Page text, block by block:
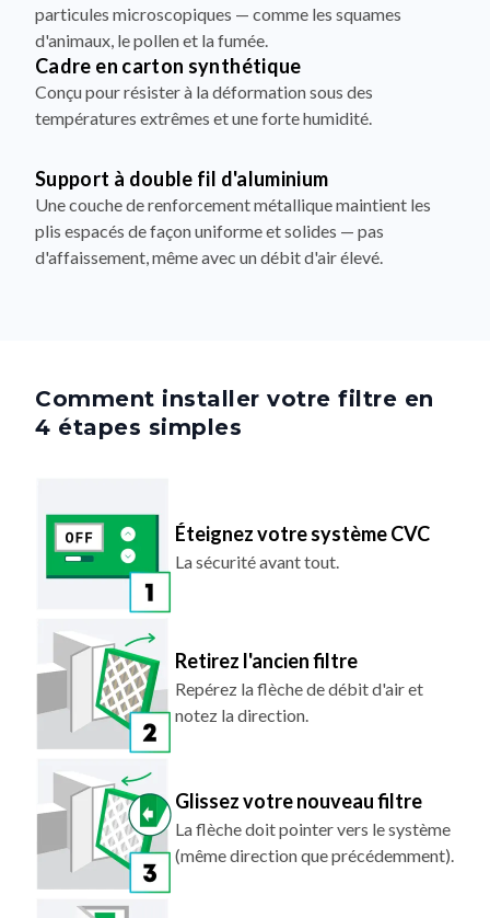
particules microscopiques — comme les squames
d'animaux, le pollen et la fumée.
Cadre en carton synthétique
Conçu pour résister à la déformation sous des
températures extrêmes et une forte humidité.
Support à double fil d'aluminium
Une couche de renforcement métallique maintient les
plis espacés de façon uniforme et solides — pas
d'affaissement, même avec un débit d'air élevé.
Comment installer votre filtre en
4 étapes simples
Éteignez votre système CVC
La sécurité avant tout.
Retirez l'ancien filtre
Repérez la flèche de débit d'air et
notez la direction.
Glissez votre nouveau filtre
La flèche doit pointer vers le système
(même direction que précédemment).